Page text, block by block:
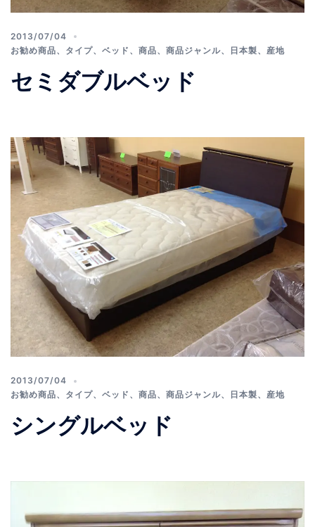
2013/07/04
お勧め商品、 タイプ、 ベッド 、 商品、 商品ジャンル、 日本製、 産地
セミダブルベッド
2013/07/04
お勧め商品、 タイプ、 ベッド 、 商品、 商品ジャンル、 日本製、 産地
シングルベッド